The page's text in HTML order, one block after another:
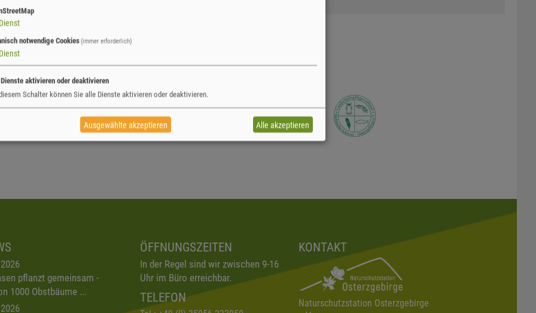
pflanzt gemeinsam -
1000 Obstbäume ...
ÖFFNUNGSZEITEN
In der Regel sind wir zwischen 9-16
Uhr im Büro erreichbar.
TELEFON
KONTAKT
Naturschutzstation Osterzgebirge
Dienst
notwendige Cookies(immer erforderlich)
Dienst
aktivieren oder deaktivieren
Schalter können Sie alle Dienste aktivieren oder deaktivieren.
Ausgewählte akzeptieren Alle akzeptieren